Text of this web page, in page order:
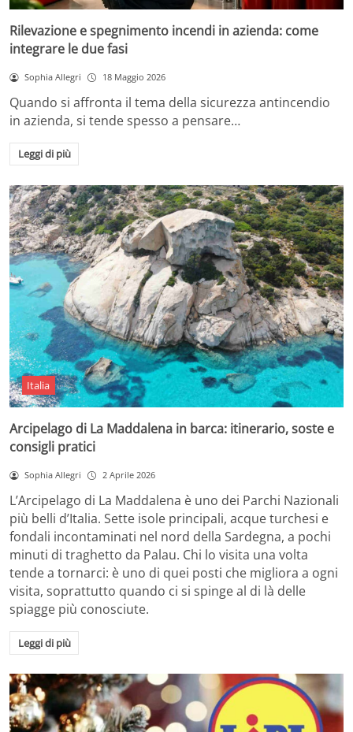
Rilevazione e spegnimento incendi in azienda: come
integrare le due fasi
Sophia Allegri 18 Maggio 2026
Quando si affronta il tema della sicurezza antincendio
in azienda, si tende spesso a pensare…
Leggi di più
Italia
Arcipelago di La Maddalena in barca: itinerario, soste e
consigli pratici
Sophia Allegri 2 Aprile 2026
L’Arcipelago di La Maddalena è uno dei Parchi Nazionali
più belli d’Italia. Sette isole principali, acque turchesi e
fondali incontaminati nel nord della Sardegna, a pochi
minuti di traghetto da Palau. Chi lo visita una volta
tende a tornarci: è uno di quei posti che migliora a ogni
visita, soprattutto quando ci si spinge al di là delle
spiagge più conosciute.
Leggi di più